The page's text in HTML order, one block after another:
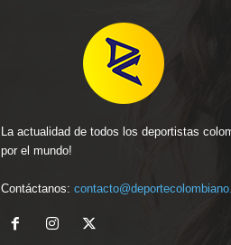
La actualidad de todos los deportistas
por el mundo!
Contáctanos: